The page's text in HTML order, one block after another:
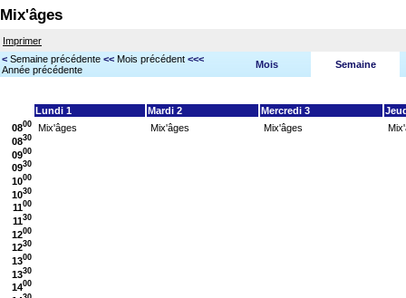
Mix'âges
Imprimer
< Semaine précédente << Mois précédent <<<
Année précédente
Mois Semaine
Lundi 1 Mardi 2 Mercredi 3
0800
0830
0900
0930
1000
1030
1100
1130
1200
1230
1300
1330
1400
Mix'âges Mix'âges Mix'âges